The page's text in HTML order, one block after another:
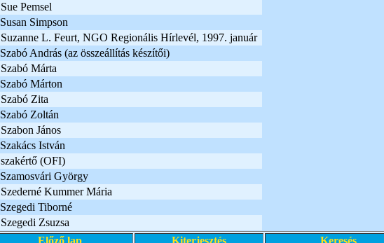
Sue Pemsel
Susan Simpson
Suzanne L. Feurt, NGO Regionális Hírlevél, 1997. január
Szabó András (az összeállítás készítői)
Szabó Márta
Szabó Márton
Szabó Zita
Szabó Zoltán
Szabon János
Szakács István
szakértő (OFI)
Szamosvári György
Szederné Kummer Mária
Szegedi Tiborné
Szegedi Zsuzsa
Előző lap
Kiterjesztés Keresés